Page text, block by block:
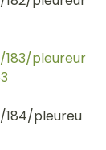
pleureur
pleureu